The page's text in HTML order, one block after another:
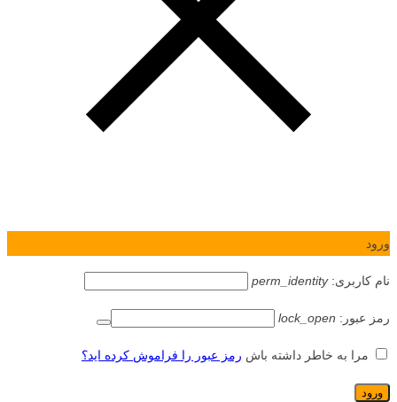
ورود
نام کاربری:perm_identity
رمز عبور: lock_open
مرا به خاطر داشته باش رمز عبور را فراموش کرده اید؟